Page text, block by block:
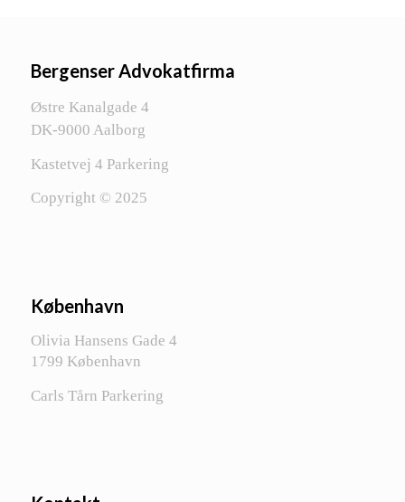
Bergenser Advokatfirma
Østre Kanalgade 4
DK-9000 Aalborg
Kastetvej 4 Parkering
Copyright © 2025
København
Olivia Hansens Gade 4
1799 København
Carls Tårn Parkering